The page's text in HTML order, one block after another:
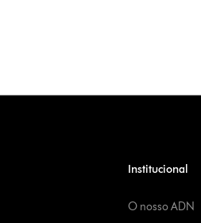
Institucional
O nosso ADN